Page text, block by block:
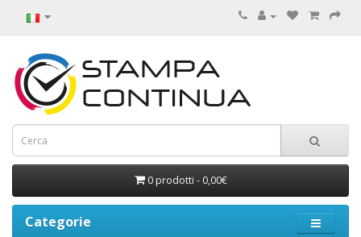
0 prodotti - 0,00€
Categorie